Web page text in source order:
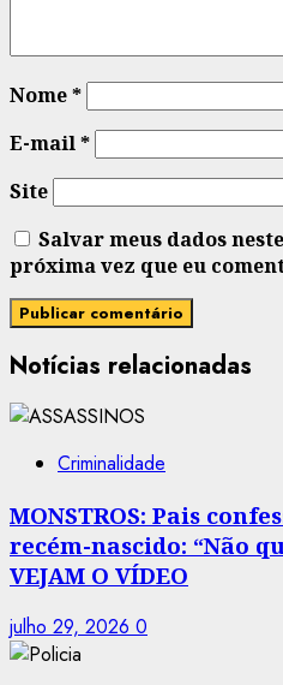
Nome*
E-mail*
Site
Salvar meus dados
próxima vez que eu
Notícias relacionadas
Criminalidade
MONSTROS: Pais
recém-nascido: “Não
VEJAM O VÍDEO
julho 29, 2026 0